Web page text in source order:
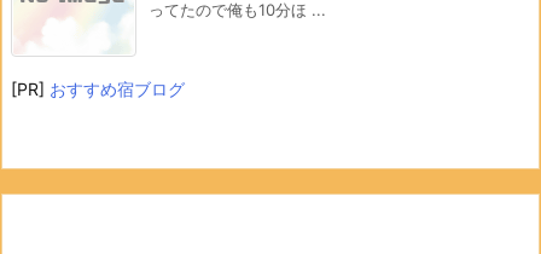
ってたので俺も10分ほ ...
[PR] おすすめ宿ブログ